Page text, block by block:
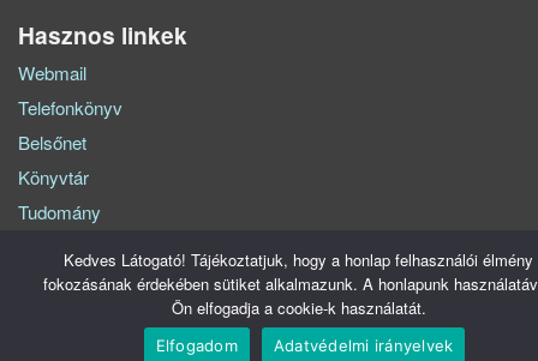
Hasznos linkek
Webmail
Telefonkönyv
Belsőnet
Könyvtár
Tudomány
Szabolcs-Szatmár-Bereg Vármegyei Oktatókórház © Minden jog fenntartva - 2026.
Adatvédelem
Impresszum
Kedves Látogató! Tájékoztatjuk, hogy a honlap felhasználói élmény
fokozásának érdekében sütiket alkalmazunk. A honlapunk
Ön elfogadja a cookie-k használatát.
Elfogadom Adatvédelmi irányelvek